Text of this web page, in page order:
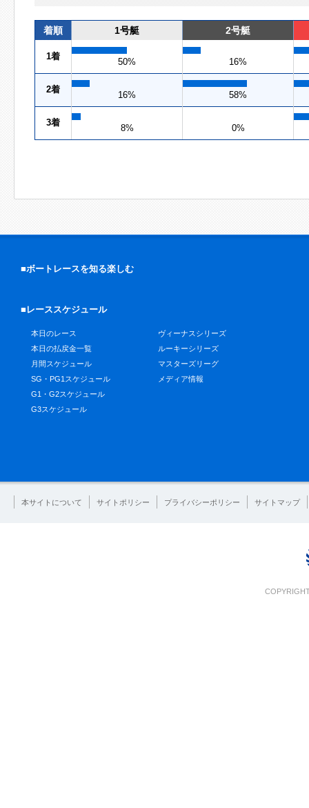
着順 1号艇 2号艇
1着
50% 16%
2着
16% 58%
3着
8% 0%
■ボートレースを知る楽しむ
■レーススケジュール
本日のレース
本日の払戻金一覧
月間スケジュール
SG・PG1スケジュール
G1・G2スケジュール
G3スケジュール
ヴィーナスシリーズ
ルーキーシリーズ
マスターズリーグ
メディア情報
本サイトについて サイトポリシー プライバシーポリシー サイトマップ